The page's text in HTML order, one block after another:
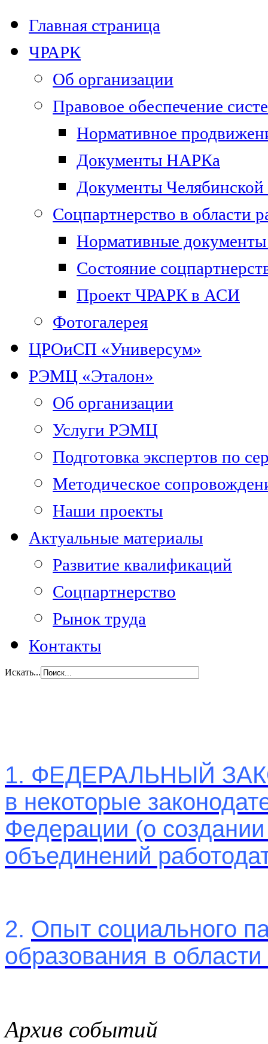
Главная страница
ЧРАРК
Об организации
Правовое обеспечение
Нормативное
Документы НАРКа
Документы Челябинской
Соцпартнерство в области
Нормативные документы
Состояние
Проект ЧРАРК в АСИ
Фотогалерея
ЦРОиСП «Универсум»
РЭМЦ «Эталон»
Об организации
Услуги РЭМЦ
Подготовка экспертов по
Методическое
Наши проекты
Актуальные материалы
Развитие квалификаций
Соцпартнерство
Рынок труда
Контакты
Искать...
1. ФЕДЕРАЛЬНЫЙ
в некоторые
Федерации (о
объединений
2. Опыт социального
образования в
Архив событий